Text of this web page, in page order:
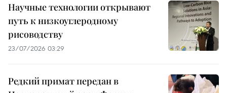
Научные технологии открывают
путь к низкоуглеродному
рисоводству
23/07/2026 03:29
Редкий примат передан в